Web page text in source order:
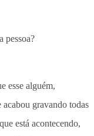
pessoa?
esse alguém,
gravando todas
está acontecendo,